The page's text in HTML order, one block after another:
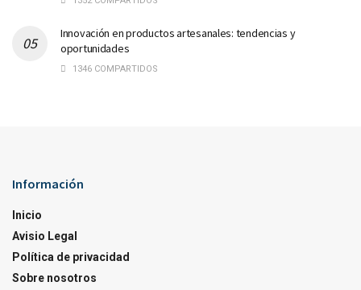
Innovación en productos artesanales: tendencias y
oportunidades
1346 COMPARTIDOS
Información
Inicio
Avisio Legal
Política de privacidad
Sobre nosotros